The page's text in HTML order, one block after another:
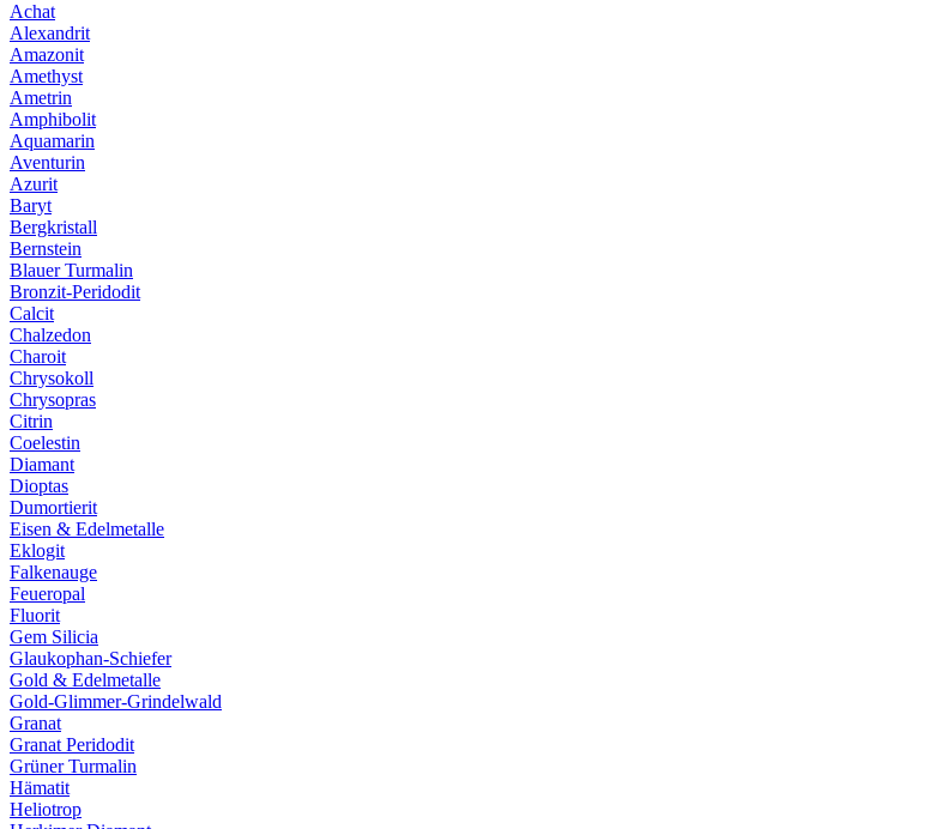
Achat
Alexandrit
Amazonit
Amethyst
Ametrin
Amphibolit
Aquamarin
Aventurin
Azurit
Baryt
Bergkristall
Bernstein
Blauer Turmalin
Bronzit-Peridodit
Calcit
Chalzedon
Charoit
Chrysokoll
Chrysopras
Citrin
Coelestin
Diamant
Dioptas
Dumortierit
Eisen & Edelmetalle
Eklogit
Falkenauge
Feueropal
Fluorit
Gem Silicia
Glaukophan-Schiefer
Gold & Edelmetalle
Gold-Glimmer-Grindelwald
Granat
Granat Peridodit
Grüner Turmalin
Hämatit
Heliotrop